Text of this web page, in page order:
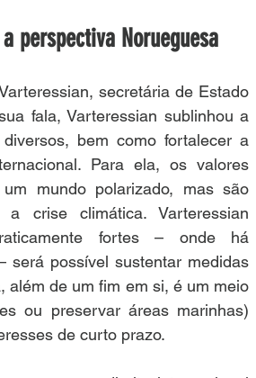
perspectiva Norueguesa
secretária de Estado
fala, Varteressian sublinhou a
bem como fortalecer a
Para ela, os valores
mundo polarizado, mas são
crise climática. Varteressian
fortes – onde há
será possível sustentar medidas
além de um fim em si, é um meio
ou preservar áreas marinhas)
de curto prazo.